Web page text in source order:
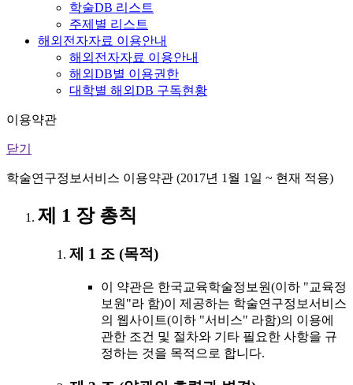
학술DB 리스트
주제별 리스트
해외전자자료 이용안내
해외전자자료 이용안내
해외DB별 이용권한
대학별 해외DB 구독현황
이용약관
닫기
학술연구정보서비스 이용약관 (2017년 1월 1일 ~ 현재 적용)
제 1 장 총칙
제 1 조 (목적)
이 약관은 한국교육학술정보원(이하 "교육정
보원"라 함)이 제공하는 학술연구정보서비스
의 웹사이트(이하 "서비스" 라함)의 이용에
관한 조건 및 절차와 기타 필요한 사항을 규
정하는 것을 목적으로 합니다.